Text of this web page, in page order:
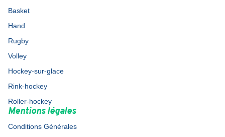
Basket
Hand
Rugby
Volley
Hockey-sur-glace
Rink-hockey
Roller-hockey
Mentions légales
Conditions Générales